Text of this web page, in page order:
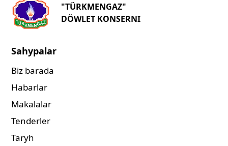
"TÜRKMENGAZ"
DÖWLET KONSERNI
Sahypalar
Biz barada
Habarlar
Makalalar
Tenderler
Taryh